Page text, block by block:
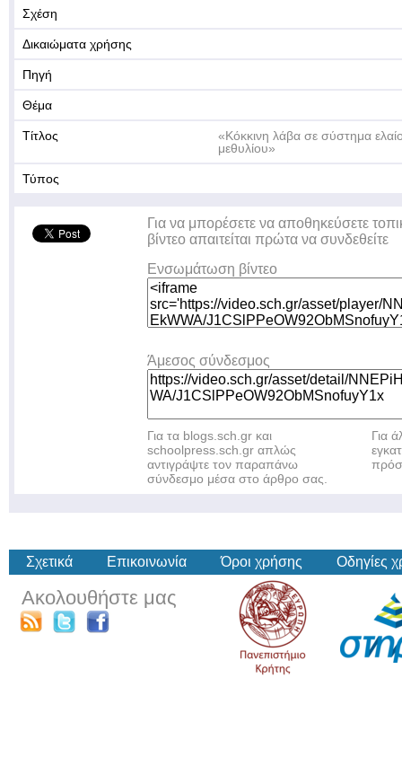
Σχέση
Δικαιώματα χρήσης
Πηγή
Θέμα
Τίτλος
«Κόκκινη λάβα σε σύστημα
μεθυλίου»
Τύπος
Για να μπορέσετε να αποθηκεύσετε
βίντεο απαιτείται πρώτα να συνδεθείτε
Ενσωμάτωση βίντεο
Άμεσος σύνδεσμος
Για τα blogs.sch.gr και
schoolpress.sch.gr απλώς
αντιγράψτε τον παραπάνω
σύνδεσμο μέσα στο άρθρο σας.
Για
Σχετικά Επικοινωνία Όροι χρήσης Οδηγίες
Ακολουθήστε μας